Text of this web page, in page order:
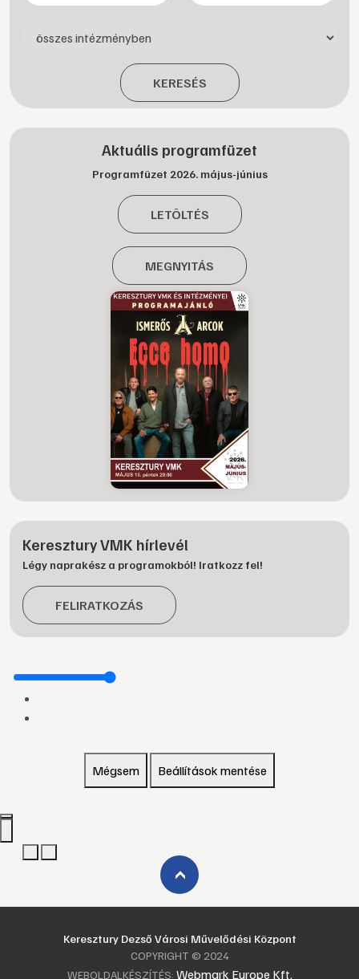
KERESÉS
Aktuális programfüzet
Programfüzet 2026. május-június
LETÖLTÉS
MEGNYITÁS
Keresztury VMK hírlevél
Légy naprakész a programokból! Iratkozz fel!
FELIRATKOZÁS
Mégsem Beállítások mentése
›
Keresztury Dezső Városi Művelődési Központ
COPYRIGHT © 2024
WEBOLDALKÉSZÍTÉS: Webmark Europe Kft.